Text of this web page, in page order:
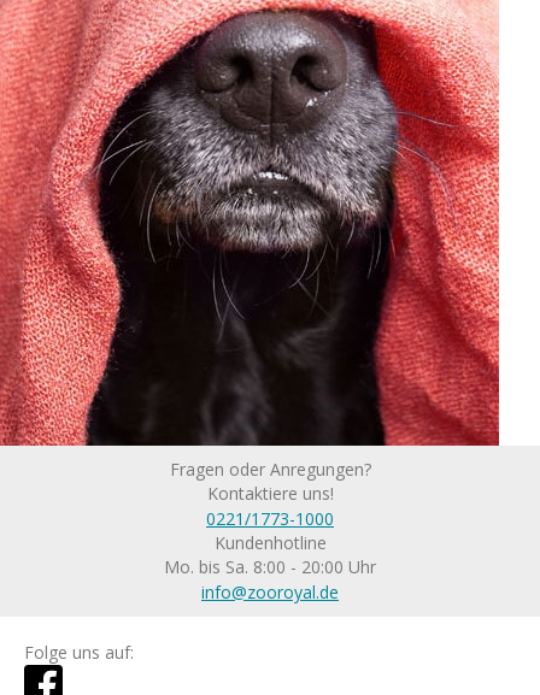
Fragen oder Anregungen?
Kontaktiere uns!
0221/1773-1000
Kundenhotline
Mo. bis Sa. 8:00 - 20:00 Uhr
info@zooroyal.de
Folge uns auf: